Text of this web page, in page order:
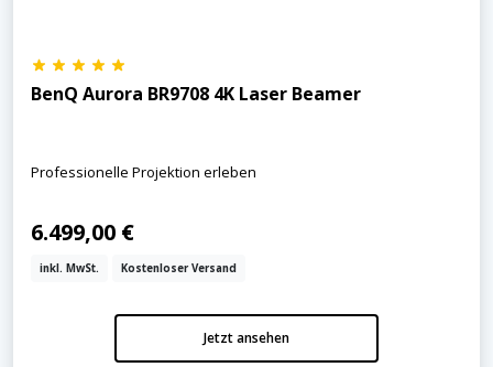
BenQ Aurora BR9708 4K Laser Beamer
Professionelle Projektion erleben
6.499,00 €
inkl. MwSt. Kostenloser Versand
Jetzt ansehen